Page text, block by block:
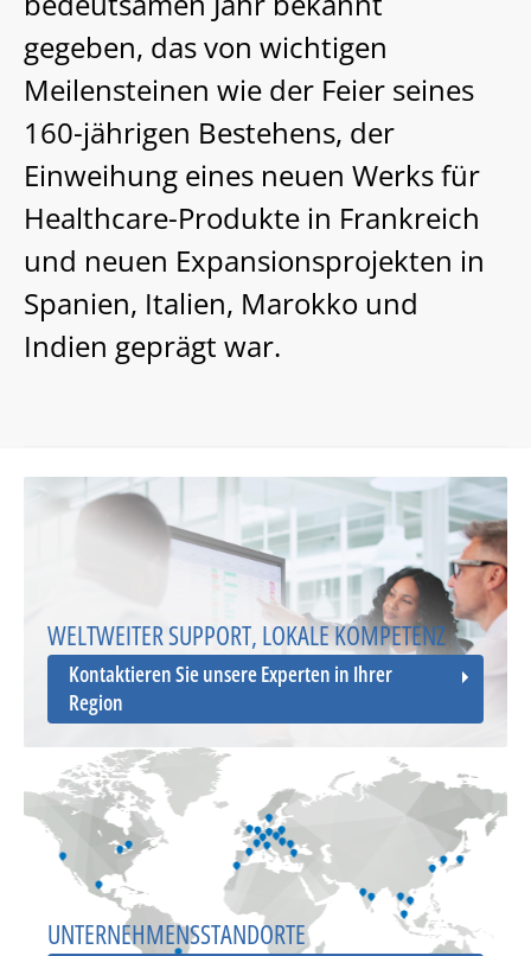
gegeben, das von wichtigen
Meilensteinen wie der Feier seines
160-jährigen Bestehens, der
Einweihung eines neuen Werks für
Healthcare-Produkte in Frankreich
und neuen Expansionsprojekten in
Spanien, Italien, Marokko und
Indien geprägt war.
WELTWEITER SUPPORT, LOKALE KOMPETENZ
Kontaktieren Sie unsere Experten in Ihrer
Region
UNTERNEHMENSSTANDORTE